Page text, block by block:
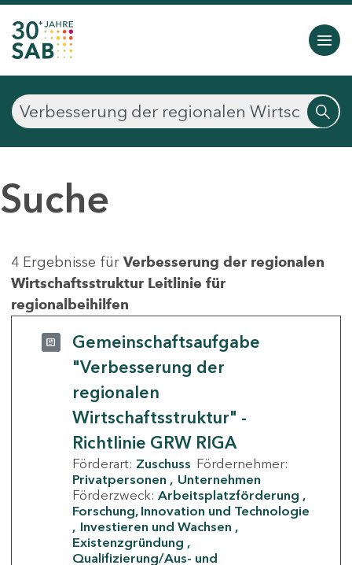
Suche
4 Ergebnisse für Verbesserung der regionalen
Wirtschaftsstruktur Leitlinie für
regionalbeihilfen
Gemeinschaftsaufgabe
"Verbesserung der
regionalen
Wirtschaftsstruktur" -
Richtlinie GRW RIGA
Förderart: Zuschuss Fördernehmer:
Privatpersonen
Unternehmen
Förderzweck: Arbeitsplatzförderung
Forschung, Innovation und Technologie
Investieren und Wachsen
Existenzgründung
Qualifizierung/Aus- und